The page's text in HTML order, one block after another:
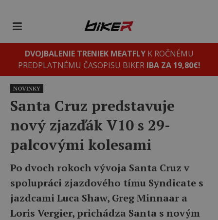
DVOJBALENIE TRENIEK MEATFLYK ROČNÉMU
PREDPLATNÉMU ČASOPISU BIKER IBA ZA 19,80€!
NOVINKY
Santa Cruz predstavuje
nový zjazďák V10 s 29-
palcovými kolesami
Po dvoch rokoch vývoja Santa Cruz v
spolupráci zjazdového tímu Syndicate s
jazdcami Luca Shaw, Greg Minnaar a
Loris Vergier, prichádza Santa s novým